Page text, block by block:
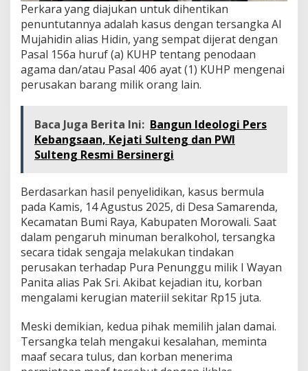
Perkara yang diajukan untuk dihentikan
penuntutannya adalah kasus dengan tersangka Al
Mujahidin alias Hidin, yang sempat dijerat dengan
Pasal 156a huruf (a) KUHP tentang penodaan
agama dan/atau Pasal 406 ayat (1) KUHP mengenai
perusakan barang milik orang lain.
Baca Juga Berita Ini: Bangun Ideologi Pers
Kebangsaan, Kejati Sulteng dan PWI
Sulteng Resmi Bersinergi
Berdasarkan hasil penyelidikan, kasus bermula
pada Kamis, 14 Agustus 2025, di Desa Samarenda,
Kecamatan Bumi Raya, Kabupaten Morowali. Saat
dalam pengaruh minuman beralkohol, tersangka
secara tidak sengaja melakukan tindakan
perusakan terhadap Pura Penunggu milik I Wayan
Panita alias Pak Sri. Akibat kejadian itu, korban
mengalami kerugian materiil sekitar Rp15 juta.
Meski demikian, kedua pihak memilih jalan damai.
Tersangka telah mengakui kesalahan, meminta
maaf secara tulus, dan korban menerima